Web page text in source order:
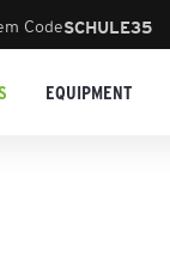
CodeSCHULE35
EQUIPMENT